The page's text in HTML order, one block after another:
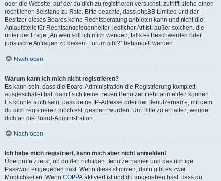
oder die Website, auf der du dich zu registrieren versuchst, zutrifft, ziehe einen
rechtlichen Beistand zu Rate. Bitte beachte, dass phpBB Limited und der
Besitzer dieses Boards keine Rechtsberatung anbieten kann und nicht die
Anlaufstelle für Rechtsangelegenheiten jeglicher Art ist; außer solchen, die
unter der Frage „An wen soll ich mich wenden, falls es Beschwerden oder
juristische Anfragen zu diesem Forum gibt?“ behandelt werden.
Nach oben
Warum kann ich mich nicht registrieren?
Es kann sein, dass die Board-Administration die Registrierung komplett
ausgeschaltet hat, damit sich keine neuen Benutzer mehr anmelden können.
Es könnte auch sein, dass deine IP-Adresse oder der Benutzername, mit dem
du dich registrieren möchtest, gesperrt wurden. Um Hilfe zu erhalten, wende
dich an die Board-Administration.
Nach oben
Ich habe mich registriert, kann mich aber nicht anmelden!
Überprüfe zuerst, ob du den richtigen Benutzernamen und das richtige
Passwort eingegeben hast. Wenn diese stimmen, dann gibt es zwei
Möglichkeiten. Wenn COPPA aktiviert ist und du angegeben hast, dass du